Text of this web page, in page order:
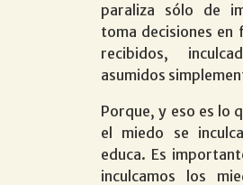
paraliza sólo de
toma decisiones en
recibidos,
asumidos
Porque, y eso es lo
el miedo se
educa. Es
inculcamos los